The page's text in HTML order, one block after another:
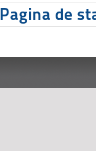
Pagina de